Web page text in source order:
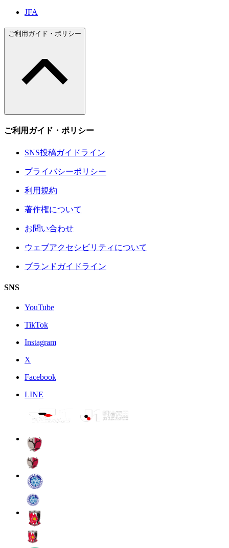
JFA
ご利用ガイド・ポリシー
ご利用ガイド・ポリシー
SNS投稿ガイドライン
プライバシーポリシー
利用規約
著作権について
お問い合わせ
ウェブアクセシビリティについて
ブランドガイドライン
SNS
YouTube
TikTok
Instagram
X
Facebook
LINE